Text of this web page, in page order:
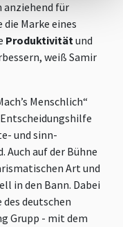
für
Marke eines
Produktivitätund
weiß Samir
Menschlich“
und sinn-
auf der Bühne
Art und
in den Bann. Dabei
deutschen
Grupp - mit dem